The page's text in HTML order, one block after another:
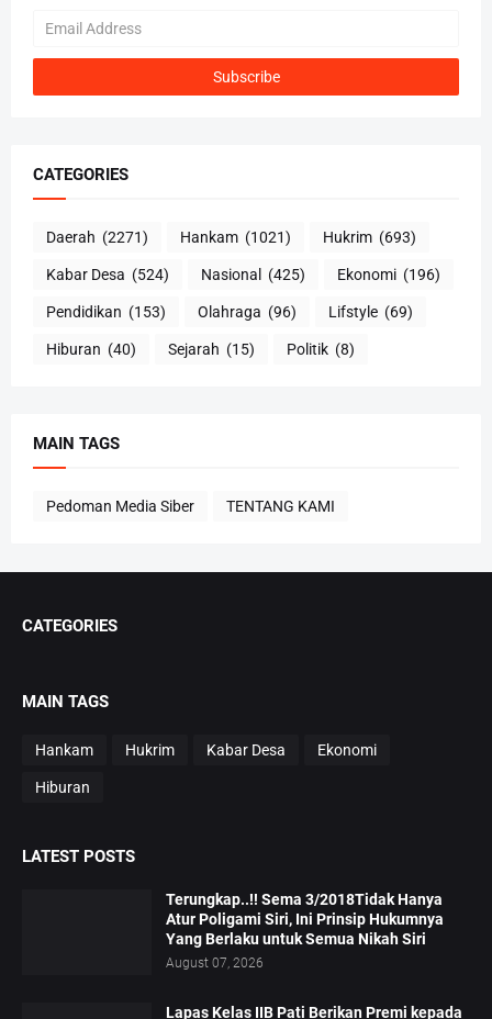
CATEGORIES
Daerah (2271) Hankam (1021) Hukrim (693)
Kabar Desa (524) Nasional (425) Ekonomi (196)
Pendidikan (153) Olahraga (96) Lifstyle (69)
Hiburan (40) Sejarah (15) Politik (8)
MAIN TAGS
Pedoman Media Siber TENTANG KAMI
CATEGORIES
MAIN TAGS
Hankam Hukrim Kabar Desa Ekonomi
Hiburan
LATEST POSTS
Terungkap..!! Sema 3/2018Tidak Hanya
Atur Poligami Siri, Ini Prinsip Hukumnya
Yang Berlaku untuk Semua Nikah Siri
August 07, 2026
Lapas Kelas IIB Pati Berikan Premi kepada